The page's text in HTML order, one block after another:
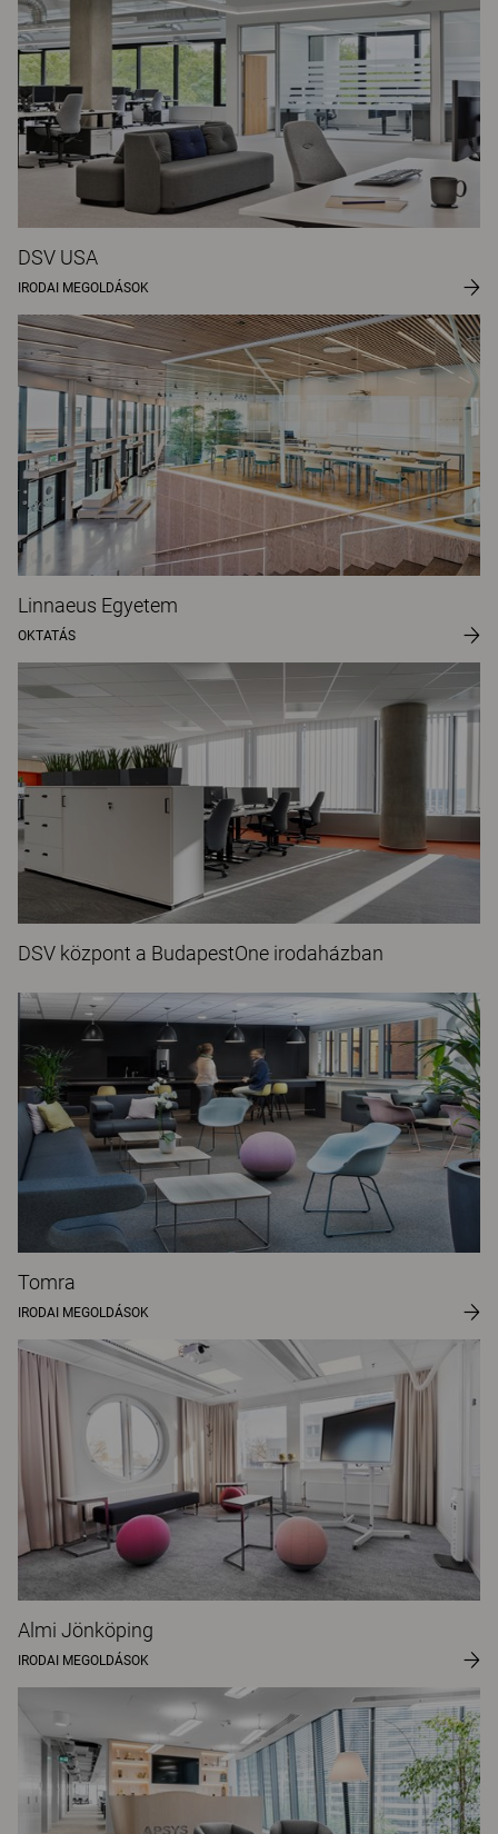
DSV USA
IRODAI MEGOLDÁSOK
Linnaeus Egyetem
OKTATÁS
DSV központ a BudapestOne irodaházban
Tomra
IRODAI MEGOLDÁSOK
Almi Jönköping
IRODAI MEGOLDÁSOK